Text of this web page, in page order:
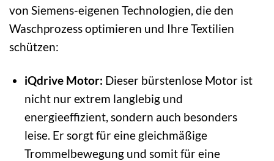
von Siemens-eigenen Technologien, die den
Waschprozess optimieren und Ihre Textilien
schützen:
iQdrive Motor: Dieser bürstenlose Motor ist
nicht nur extrem langlebig und
energieeffizient, sondern auch besonders
leise. Er sorgt für eine gleichmäßige
Trommelbewegung und somit für eine